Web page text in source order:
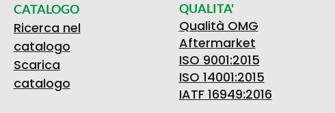
CATALOGO
Ricerca nel
catalogo
Scarica
catalogo
QUALITA'
Qualità OMG
Aftermarket
ISO 9001:2015
ISO 14001:2015
IATF 16949:2016